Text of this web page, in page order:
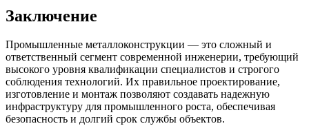
Заключение
Промышленные металлоконструкции — это сложный и
ответственный сегмент современной инженерии, требующий
высокого уровня квалификации специалистов и строгого
соблюдения технологий. Их правильное проектирование,
изготовление и монтаж позволяют создавать надежную
инфраструктуру для промышленного роста, обеспечивая
безопасность и долгий срок службы объектов.